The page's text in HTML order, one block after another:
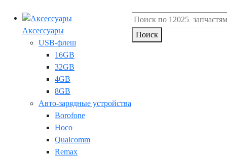
Аксессуары
USB-флеш
16GB
32GB
4GB
8GB
Авто-зарядные устройства
Borofone
Hoco
Qualcomm
Remax
Поиск